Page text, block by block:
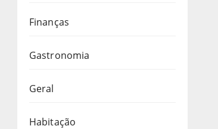
Finanças
Gastronomia
Geral
Habitação